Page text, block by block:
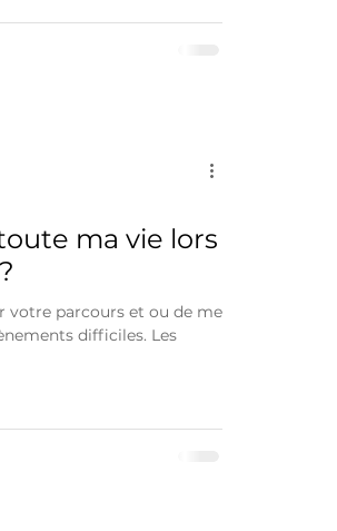
ma vie lors
votre parcours et ou de me
difficiles. Les